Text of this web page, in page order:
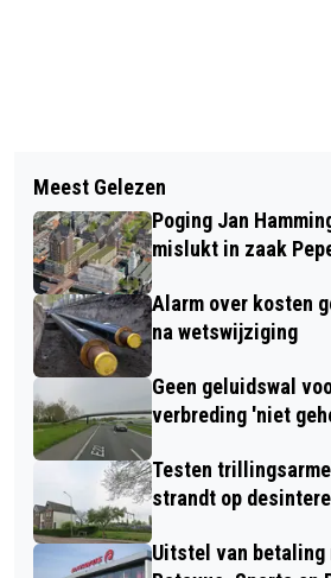
BODEMONDERZOEKEN
VERVANGING BRUG
GEVALLEN VAN
JAAR IN ZAANSTAD
Meest Gelezen
Poging Jan
mislukt in zaak
Alarm over kosten
na wetswijziging
Geen geluidswal
verbreding 'niet
Testen
strandt op
Uitstel van betaling